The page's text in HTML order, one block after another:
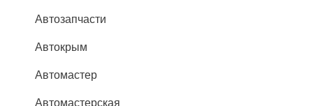
Автозапчасти
Автокрым
Автомастер
Автомастерская